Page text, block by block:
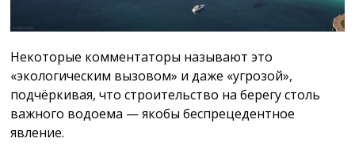
Некоторые комментаторы называют это
«экологическим вызовом» и даже «угрозой»,
подчёркивая, что строительство на берегу столь
важного водоема — якобы беспрецедентное
явление.